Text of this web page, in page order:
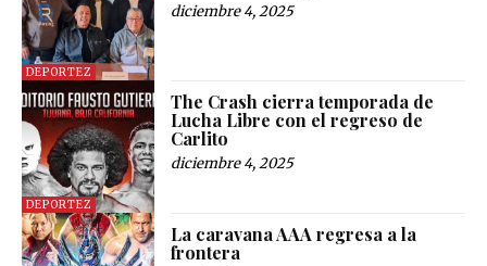
DEPORTEZ
diciembre 4, 2025
DEPORTEZ
The Crash cierra temporada de
Lucha Libre con el regreso de
Carlito
diciembre 4, 2025
La caravana AAA regresa a la
frontera